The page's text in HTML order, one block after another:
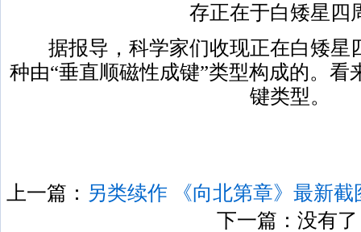
存正在于白矮星四
据报导，科学家们收现正在白矮星
种由“垂直顺磁性成键”类型构成的。看
键类型。
上一篇： 另类续作 《向北第章》最新
下一篇：没有了